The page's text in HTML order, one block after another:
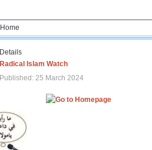
Home
Details
Radical Islam Watch
Published: 25 March 2024